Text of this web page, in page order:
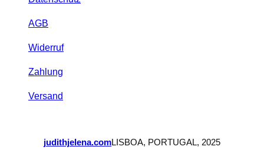
AGB
Widerruf
Zahlung
Versand
judithjelena.comLISBOA, PORTUGAL, 2025